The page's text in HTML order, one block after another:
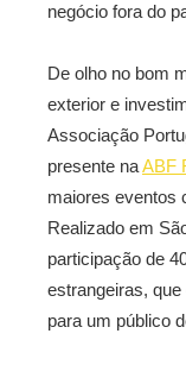
negócio fora do
De olho no bom
exterior e
Associação
presente naABF
maiores eventos
Realizado em
participação de
estrangeiras,
para um público